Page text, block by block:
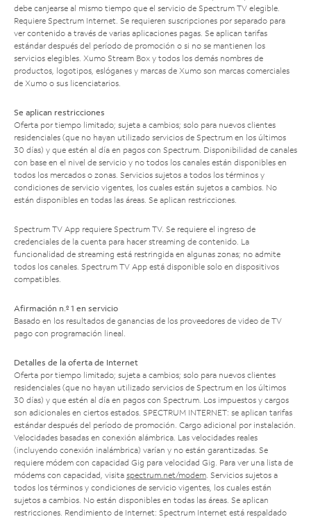
debe canjearse al mismo tiempo que el servicio de Spectrum TV elegible.
Requiere Spectrum Internet. Se requieren suscripciones por separado para
ver contenido a través de varias aplicaciones pagas. Se aplican tarifas
estándar después del período de promoción o si no se mantienen los
servicios elegibles. Xumo Stream Box y todos los demás nombres de
productos, logotipos, eslóganes y marcas de Xumo son marcas comerciales
de Xumo o sus licenciatarios.
Se aplican restricciones
Oferta por tiempo limitado; sujeta a cambios; solo para nuevos clientes
residenciales (que no hayan utilizado servicios de Spectrum en los últimos
30 días) y que estén al día en pagos con Spectrum. Disponibilidad de canales
con base en el nivel de servicio y no todos los canales están disponibles en
todos los mercados o zonas. Servicios sujetos a todos los términos y
condiciones de servicio vigentes, los cuales están sujetos a cambios. No
están disponibles en todas las áreas. Se aplican restricciones.
Spectrum TV App requiere Spectrum TV. Se requiere el ingreso de
credenciales de la cuenta para hacer streaming de contenido. La
funcionalidad de streaming está restringida en algunas zonas; no admite
todos los canales. Spectrum TV App está disponible solo en dispositivos
compatibles.
Afirmación n.º 1 en servicio
Basado en los resultados de ganancias de los proveedores de video de TV
pago con programación lineal.
Detalles de la oferta de Internet
Oferta por tiempo limitado; sujeta a cambios; solo para nuevos clientes
residenciales (que no hayan utilizado servicios de Spectrum en los últimos
30 días) y que estén al día en pagos con Spectrum. Los impuestos y cargos
son adicionales en ciertos estados. SPECTRUM INTERNET: se aplican tarifas
estándar después del período de promoción. Cargo adicional por instalación.
Velocidades basadas en conexión alámbrica. Las velocidades reales
(incluyendo conexión inalámbrica) varían y no están garantizadas. Se
requiere módem con capacidad Gig para velocidad Gig. Para ver una lista de
módems con capacidad, visita spectrum.net/modem. Servicios sujetos a
todos los términos y condiciones de servicio vigentes, los cuales están
sujetos a cambios. No están disponibles en todas las áreas. Se aplican
restricciones. Rendimiento de Internet: Spectrum Internet está respaldado